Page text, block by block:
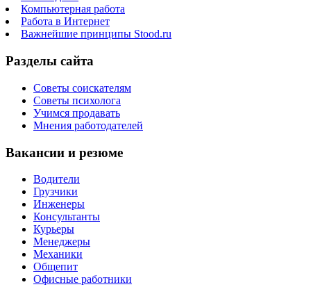
Компьютерная работа
Работа в Интернет
Важнейшие принципы Stood.ru
Разделы сайта
Советы соискателям
Советы психолога
Учимся продавать
Мнения работодателей
Вакансии и резюме
Водители
Грузчики
Инженеры
Консультанты
Курьеры
Менеджеры
Механики
Общепит
Офисные работники